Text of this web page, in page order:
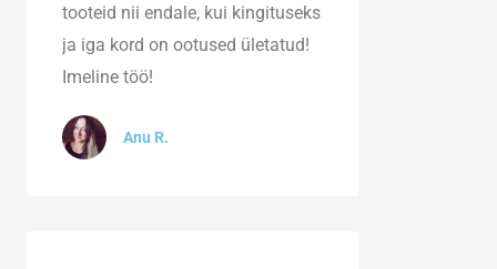
tooteid nii endale, kui kingituseks
ja iga kord on ootused ületatud!
Imeline töö!
Anu R.